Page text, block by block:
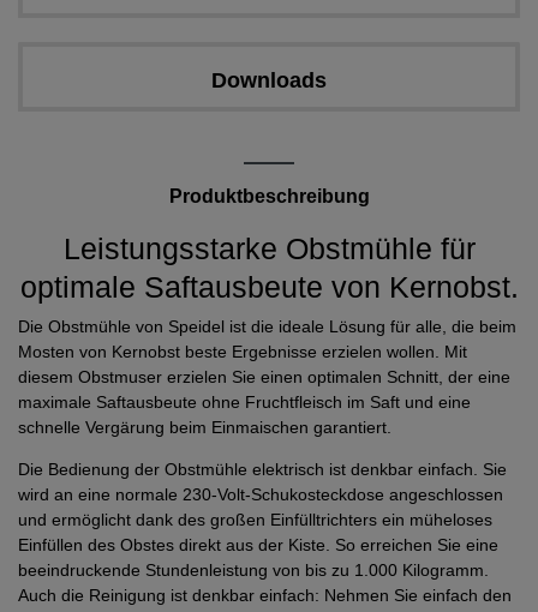
Downloads
Produktbeschreibung
Leistungsstarke Obstmühle für
optimale Saftausbeute von Kernobst.
Die Obstmühle von Speidel ist die ideale Lösung für alle, die beim
Mosten von Kernobst beste Ergebnisse erzielen wollen. Mit
diesem Obstmuser erzielen Sie einen optimalen Schnitt, der eine
maximale Saftausbeute ohne Fruchtfleisch im Saft und eine
schnelle Vergärung beim Einmaischen garantiert.
Die Bedienung der Obstmühle elektrisch ist denkbar einfach. Sie
wird an eine normale 230-Volt-Schukosteckdose angeschlossen
und ermöglicht dank des großen Einfülltrichters ein müheloses
Einfüllen des Obstes direkt aus der Kiste. So erreichen Sie eine
beeindruckende Stundenleistung von bis zu 1.000 Kilogramm.
Auch die Reinigung ist denkbar einfach: Nehmen Sie einfach den